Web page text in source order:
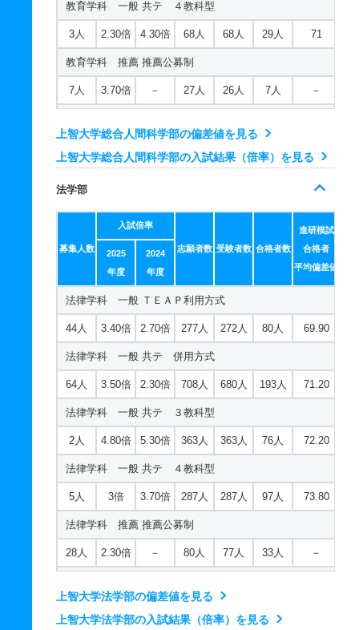
30人 3.30倍 2.80倍 413人 399人 120人 70.60
国文学科 一般 共テ ３教科型
2人 3.20倍 8.50倍 176人 176人 55人 73.20
国文学科 一般 共テ ４教科型
3人 2.10倍 3.30倍 111人 111人 54人
国文学科 推薦 推薦公募制
5人 －
24人 256人 256人 82人 69.80
英文学科 一般 共テ 併用方式
37人 3.20倍 2倍 504人 495人
英文学科 一般 共テ ３教科型
3人 3.20倍 2.80倍 164人
英文学科 一般 共テ ４教科型
3人 2.10倍 2.70倍 77人
英文学科 推薦 推薦公募制
20人 1.60倍 － 31人
ドイツ文学科 一般 ＴＥＡＰ利用方式
13人 3.60倍 2.70倍 109人
ドイツ文学科 一般 共テ 併用方式
教育学科 一般 共テ ４教科型
3人 2.30倍 4.30倍 68人 68人 29人 71
教育学科 推薦 推薦公募制
7人 3.70倍 － 27人 26人 7人 －
心理学科 一般 共テ ３教科型
12.80倍 10.30倍
心理学科 一般 共テ ４教科型
3人 8.40倍 7倍 59人 59人 7人 63.60
心理学科 推薦 推薦公募制
12人 4.70倍 － 57人 56人 12人 －
社会学科 一般 ＴＥＡＰ利用方式
17人 6.70倍 3.50倍 198人 195人 29人 71.30
社会学科 一般 共テ 併用方式
25人 7.60倍 3.80倍 574人 544人 72人 69.30
社会学科 一般 共テ ３教科型
2人 10.70倍 8.30倍 139人 139人 13人 70.90
社会学科 一般 共テ ４教科型
3人 2.90倍 3.40倍 242人 242人
社会学科 推薦 推薦公募制
上智大学総合人間科学部の偏差値を見る
上智大学総合人間科学部の入試結果（倍率）を見る
法学部
募集人数
入試倍率
志願者数 受験者数 合格者数
進研模試
合格者
平均偏差値
2025
年度
2024
年度
法律学科 一般 ＴＥＡＰ利用方式
44人 3.40倍 2.70倍 277人 272人 80人 69.90
法律学科 一般 共テ 併用方式
64人 3.50倍 2.30倍 708人 680人 193人 71.20
法律学科 一般 共テ ３教科型
2人 4.80倍 5.30倍 363人 363人 76人 72.20
法律学科 一般 共テ ４教科型
5人 3倍 3.70倍 287人 287人 97人 73.80
法律学科 推薦 推薦公募制
28人 2.30倍 － 80人 77人 33人 －
上智大学法学部の偏差値を見る
上智大学法学部の入試結果（倍率）を見る